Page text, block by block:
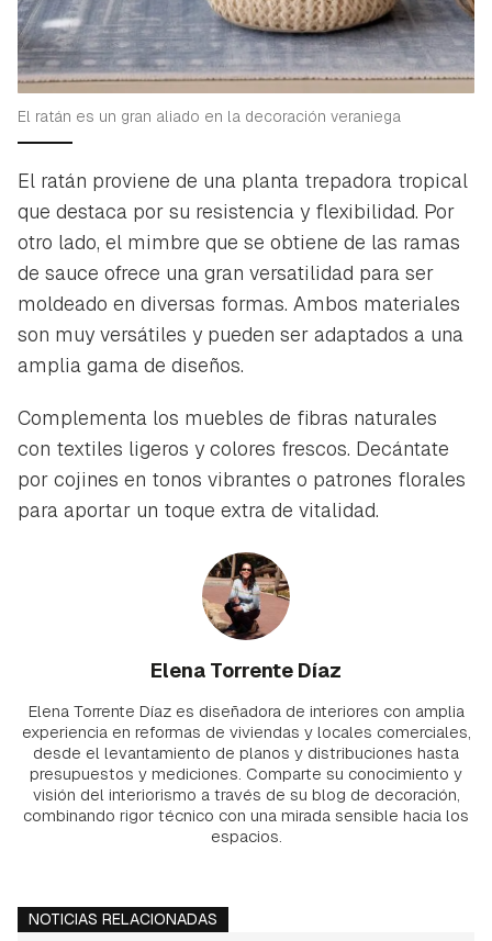
El ratán es un gran aliado en la decoración veraniega
El ratán proviene de una planta trepadora tropical
que destaca por su resistencia y flexibilidad. Por
otro lado, el mimbre que se obtiene de las ramas
de sauce ofrece una gran versatilidad para ser
moldeado en diversas formas. Ambos materiales
son muy versátiles y pueden ser adaptados a una
amplia gama de diseños.
Complementa los muebles de fibras naturales
con textiles ligeros y colores frescos. Decántate
por cojines en tonos vibrantes o patrones florales
para aportar un toque extra de vitalidad.
Elena Torrente Díaz
Elena Torrente Díaz es diseñadora de interiores con amplia
experiencia en reformas de viviendas y locales comerciales,
desde el levantamiento de planos y distribuciones hasta
presupuestos y mediciones. Comparte su conocimiento y
visión del interiorismo a través de su blog de decoración,
combinando rigor técnico con una mirada sensible hacia los
espacios.
NOTICIAS RELACIONADAS